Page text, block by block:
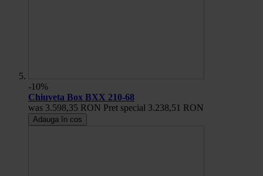
-10%
Chiuveta Box BXX 210-68
was 3.598,35 RON Pret special 3.238,51 RON
Adauga în cos